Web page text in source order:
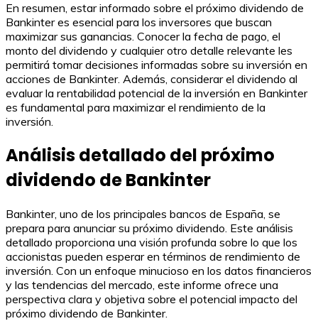
En resumen, estar informado sobre el próximo dividendo de
Bankinter es esencial para los inversores que buscan
maximizar sus ganancias. Conocer la fecha de pago, el
monto del dividendo y cualquier otro detalle relevante les
permitirá tomar decisiones informadas sobre su inversión en
acciones de Bankinter. Además, considerar el dividendo al
evaluar la rentabilidad potencial de la inversión en Bankinter
es fundamental para maximizar el rendimiento de la
inversión.
Análisis detallado del próximo
dividendo de Bankinter
Bankinter, uno de los principales bancos de España, se
prepara para anunciar su próximo dividendo. Este análisis
detallado proporciona una visión profunda sobre lo que los
accionistas pueden esperar en términos de rendimiento de
inversión. Con un enfoque minucioso en los datos financieros
y las tendencias del mercado, este informe ofrece una
perspectiva clara y objetiva sobre el potencial impacto del
próximo dividendo de Bankinter.